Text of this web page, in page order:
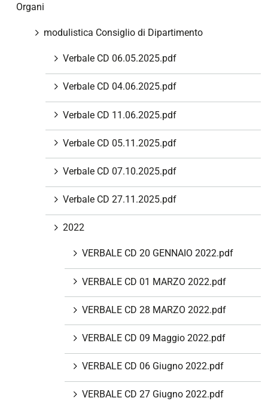
Organi
modulistica Consiglio di Dipartimento
Verbale CD 06.05.2025.pdf
Verbale CD 04.06.2025.pdf
Verbale CD 11.06.2025.pdf
Verbale CD 05.11.2025.pdf
Verbale CD 07.10.2025.pdf
Verbale CD 27.11.2025.pdf
2022
VERBALE CD 20 GENNAIO 2022.pdf
VERBALE CD 01 MARZO 2022.pdf
VERBALE CD 28 MARZO 2022.pdf
VERBALE CD 09 Maggio 2022.pdf
VERBALE CD 06 Giugno 2022.pdf
VERBALE CD 27 Giugno 2022.pdf